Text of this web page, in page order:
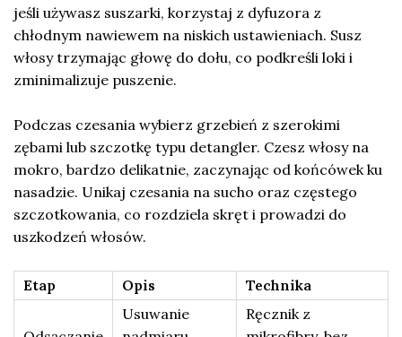
jeśli używasz suszarki, korzystaj z dyfuzora z
chłodnym nawiewem na niskich ustawieniach. Susz
włosy trzymając głowę do dołu, co podkreśli loki i
zminimalizuje puszenie.
Podczas czesania wybierz grzebień z szerokimi
zębami lub szczotkę typu detangler. Czesz włosy na
mokro, bardzo delikatnie, zaczynając od końcówek ku
nasadzie. Unikaj czesania na sucho oraz częstego
szczotkowania, co rozdziela skręt i prowadzi do
uszkodzeń włosów.
Etap Opis Technika
Usuwanie
Ręcznik z